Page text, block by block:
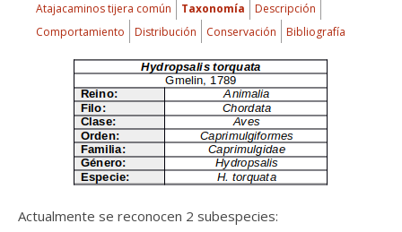
Atajacaminos tijera común
Taxonomía
Descripción
Comportamiento
Distribución Conservación Bibliografía
Actualmente se reconocen 2 subespecies: